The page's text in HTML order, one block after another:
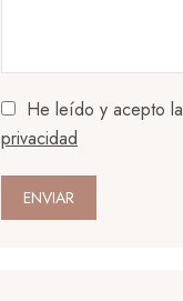
He leído y acepto la
privacidad
ENVIAR